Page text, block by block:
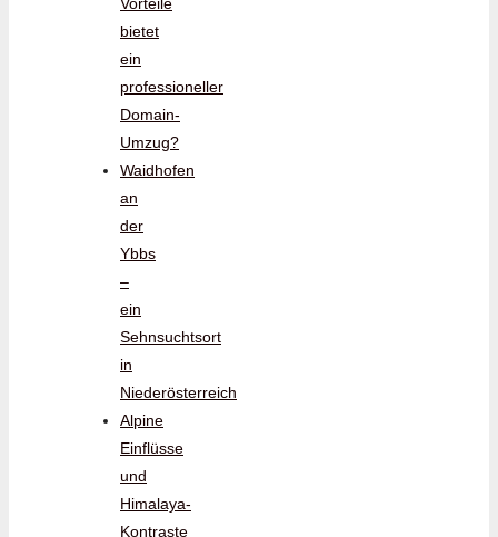
bietet
ein
professioneller
Domain-
Umzug?
Waidhofen
an
der
Ybbs
–
ein
Sehnsuchtsort
in
Niederösterreich
Alpine
Einflüsse
und
Himalaya-
Kontraste